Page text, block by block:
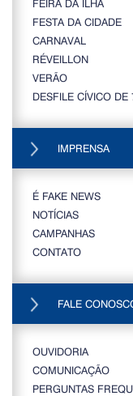
FESTA DA CIDADE
CARNAVAL
RÉVEILLON
VERÃO
DESFILE CÍVICO
IMPRENSA
É FAKE NEWS
NOTÍCIAS
CAMPANHAS
CONTATO
FALE
OUVIDORIA
COMUNICAÇÃO
PERGUNTAS